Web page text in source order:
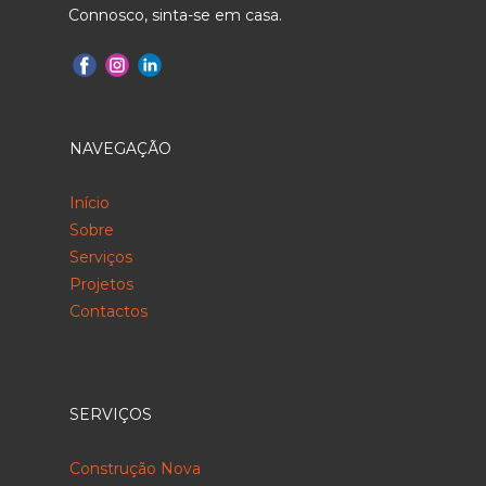
Connosco, sinta-se em casa.
NAVEGAÇÃO
Início
Sobre
Serviços
Projetos
Contactos
SERVIÇOS
Construção Nova